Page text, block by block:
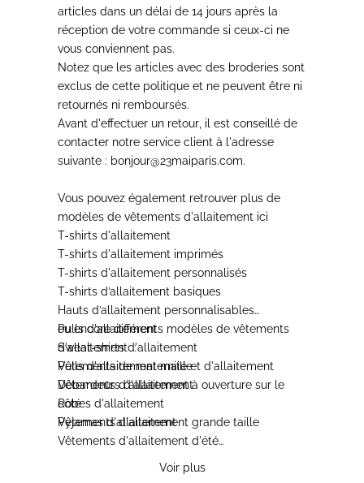
articles dans un délai de 14 jours après la
réception de votre commande si ceux-ci ne
vous conviennent pas.
Notez que les articles avec des broderies sont
exclus de cette politique et ne peuvent être ni
retournés ni remboursés.
Avant d'effectuer un retour , il est conseillé de
contacter notre service client à l'adresse
suivante : bonjour@23maiparis.com.
Vous pouvez également retrouver plus de
modèles de vêtements d'allaitement ici
T-shirts d'allaitement
T-shirts d'allaitement imprimés
T-shirts d'allaitement personnalisés
T-shirts d’allaitement basiques
Hauts d’allaitement personnalisables
Pulls d'allaitement
Sweat-shirts d'allaitement
Pulls d'allaitement maille
Débardeurs d'allaitement
Robes d'allaitement
Pyjamas d'allaitement
ou encore différents modèles de vêtements
d'allaitement:
Vêtements de maternité et d'allaitement
Vêtements d'allaitement à ouverture sur le
côté
Vêtements d'allaitement grande taille
Vêtements d'allaitement d'été
Vêtements d'allaitement chauds
Vêtements d'allaitement brodés
Voir plus